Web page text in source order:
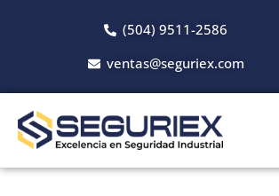
(504) 9511-2586
ventas@seguriex.com